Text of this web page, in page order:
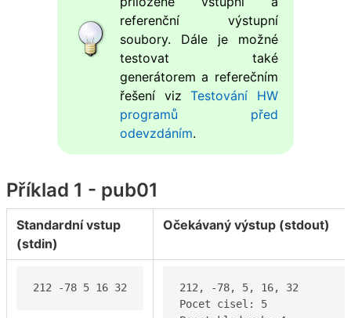
referenční výstupní
soubory. Dále je možné
testovat také
generátorem a referečním
řešení vizTestování HW
programů před
odevzdáním.
Příklad 1 - pub01
Standardní vstup
(stdin)
Očekávaný výstup (stdout)
212 -78 5 16 32
212, -78, 5, 16, 32
Pocet cisel: 5